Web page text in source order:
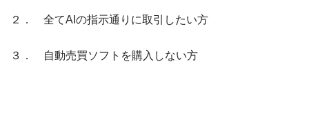
２． 全てAIの指示通りに取引したい方
３． 自動売買ソフトを購入しない方